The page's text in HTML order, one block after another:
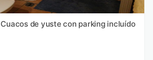
de yuste con parking incluído